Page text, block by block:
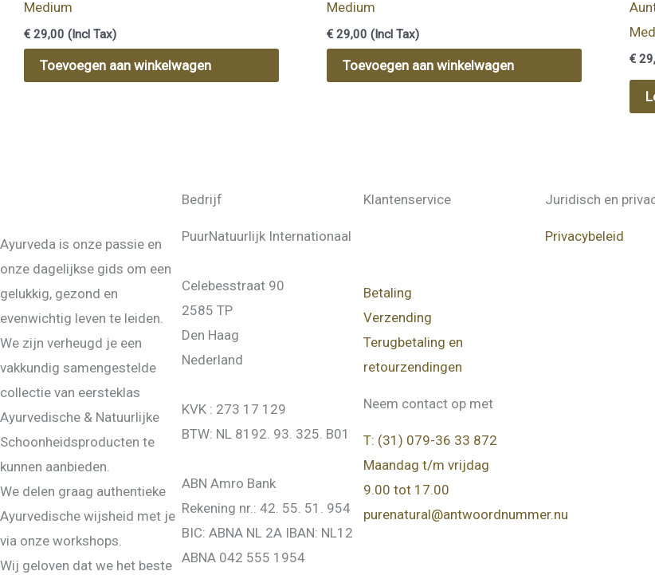
Medium
€ 29,00 (Incl Tax)
Toevoegen aan winkelwagen
Medium
€ 29,00 (Incl Tax)
Toevoegen aan winkelwagen €
Ayurveda is onze passie en
onze dagelijkse gids om een
gelukkig, gezond en
evenwichtig leven te leiden.
We zijn verheugd je een
vakkundig samengestelde
collectie van eersteklas
Ayurvedische & Natuurlijke
Schoonheidsproducten te
kunnen aanbieden.
We delen graag authentieke
Ayurvedische wijsheid met je
via onze workshops.
Wij geloven dat we het beste
Bedrijf
PuurNatuurlijk Internationaal
Celebesstraat 90
2585 TP
Den Haag
Nederland
KVK : 273 17 129
BTW: NL 8192. 93. 325. B01
ABN Amro Bank
Rekening nr.: 42. 55. 51. 954
BIC: ABNA NL 2A IBAN: NL12
ABNA 042 555 1954
Klantenservice
Betaling
Verzending
Terugbetaling en
retourzendingen
Neem contact op met
T: (31) 079-36 33 872
Maandag t/m vrijdag
9.00 tot 17.00
purenatural@antwoordnummer.nu
Juridisch en
Privacybeleid